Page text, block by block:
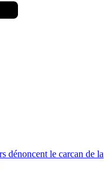
dénoncent le carcan de la